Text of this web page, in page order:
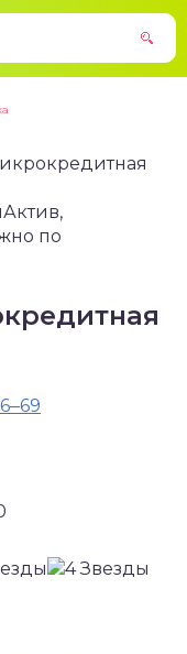
по